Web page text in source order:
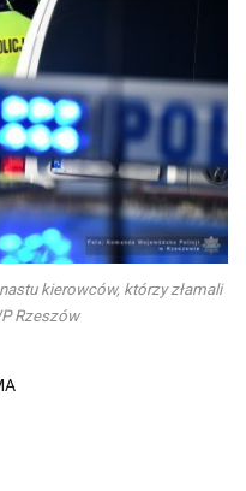
kierowców, którzy złamali
Rzeszów